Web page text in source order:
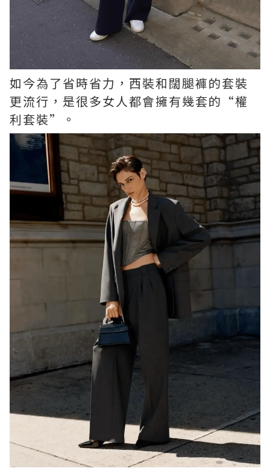
如今為了省時省力，西裝和闊腿褲的套裝
更流行，是很多女人都會擁有幾套的“權
利套裝”。